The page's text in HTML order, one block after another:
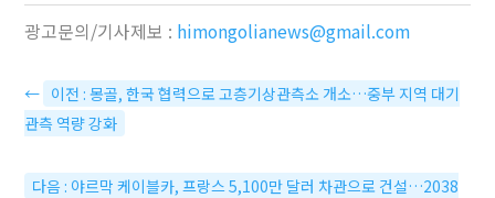
광고문의/기사제보 : himongolianews@gmail.com
← 이전 : 몽골, 한국 협력으로 고층기상관측소 개소…중부 지역 대기
관측 역량 강화
다음 : 야르막 케이블카, 프랑스 5,100만 달러 차관으로 건설…2038